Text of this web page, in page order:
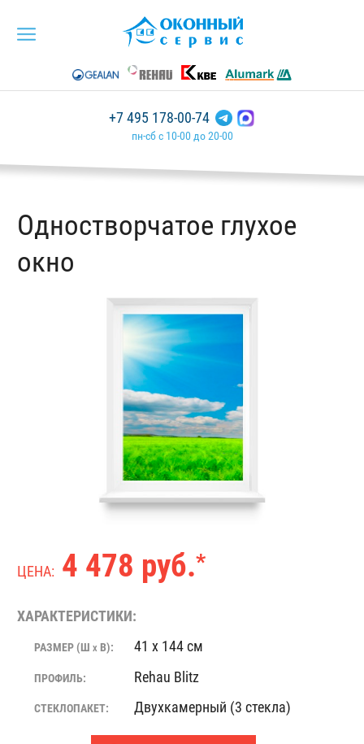
+7 495 178-00-74
пн-сб с 10-00 до 20-00
Одностворчатое глухое
окно
ЦЕНА: 4 478 руб.*
ХАРАКТЕРИСТИКИ:
РАЗМЕР (Ш X В): 41 x 144 см
ПРОФИЛЬ: Rehau Blitz
СТЕКЛОПАКЕТ: Двухкамерный (3 стекла)